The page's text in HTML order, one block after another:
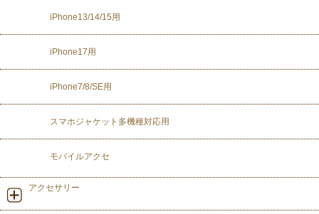
iPhone13/14/15用
iPhone17用
iPhone7/8/SE用
スマホジャケット多機種対応用
モバイルアクセ
アクセサリー